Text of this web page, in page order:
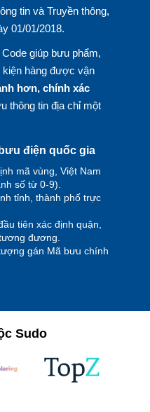
tin và Truyền thông,
01/01/2018.
giúp bưu phẩm,
hàng được vận
hơn, chính xác
thông tin địa chỉ một
điện quốc gia
mã vùng, Việt Nam
số từ 0-9).
tỉnh, thành phố trực
tiên xác định quận,
đương.
gán Mã bưu chính
Sudo